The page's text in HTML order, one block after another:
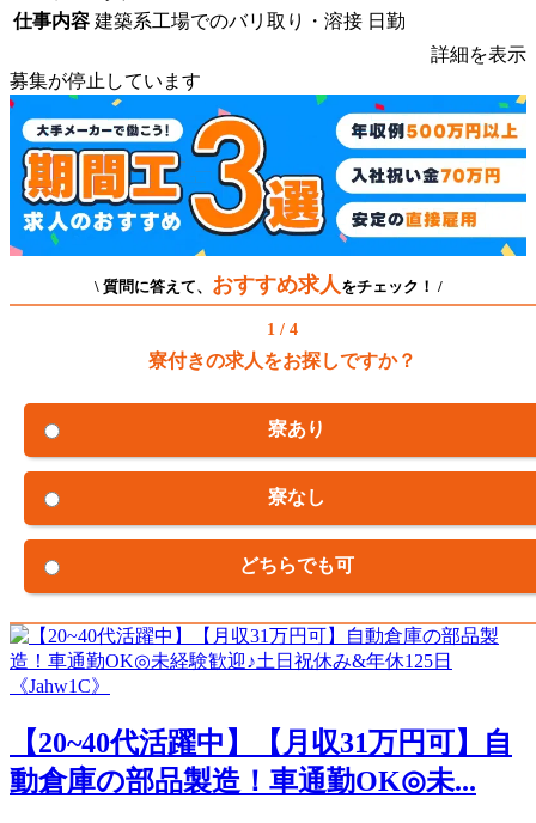
仕事内容 建築系工場でのバリ取り・溶接 日勤
詳細を表示
募集が停止しています
\ 質問に答えて、 おすすめ求人 をチェック！ /
1 / 4
寮付きの求人をお探しですか？
寮あり
寮なし
どちらでも可
【20~40代活躍中】【月収31万円可】自
動倉庫の部品製造！車通勤OK◎未...